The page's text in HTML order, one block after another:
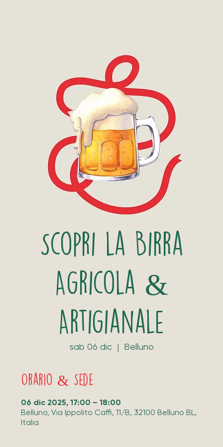
Scopri la Birra
Agricola &
Artigianale
sab 06 dic
  |
Belluno
Orario & Sede
06 dic 2025, 17:00 – 18:00
Belluno, Via Ippolito Caffi, 11/B, 32100 Belluno BL,
Italia